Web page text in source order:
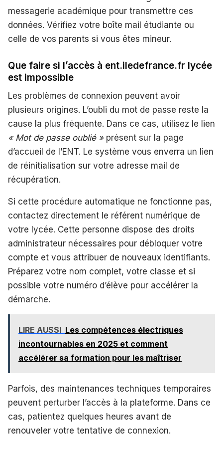
messagerie académique pour transmettre ces
données. Vérifiez votre boîte mail étudiante ou
celle de vos parents si vous êtes mineur.
Que faire si l’accès à ent.iledefrance.fr lycée
est impossible
Les problèmes de connexion peuvent avoir
plusieurs origines. L’oubli du mot de passe reste la
cause la plus fréquente. Dans ce cas, utilisez le lien
« Mot de passe oublié »présent sur la page
d’accueil de l’ENT. Le système vous enverra un lien
de réinitialisation sur votre adresse mail de
récupération.
Si cette procédure automatique ne fonctionne pas,
contactez directement le référent numérique de
votre lycée. Cette personne dispose des droits
administrateur nécessaires pour débloquer votre
compte et vous attribuer de nouveaux identifiants.
Préparez votre nom complet, votre classe et si
possible votre numéro d’élève pour accélérer la
démarche.
LIRE AUSSI Les compétences électriques
incontournables en 2025 et comment
accélérer sa formation pour les maîtriser
Parfois, des maintenances techniques temporaires
peuvent perturber l’accès à la plateforme. Dans ce
cas, patientez quelques heures avant de
renouveler votre tentative de connexion.